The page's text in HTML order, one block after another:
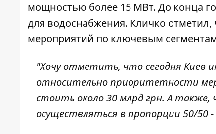
мощностью более 15 МВт. До конца
для водоснабжения. Кличко отметил,
мероприятий по ключевым
"Хочу отметить, что сегодня Киев
относительно приоритетности
стоить около 30 млрд грн. А
осуществляться в пропорции 50/50